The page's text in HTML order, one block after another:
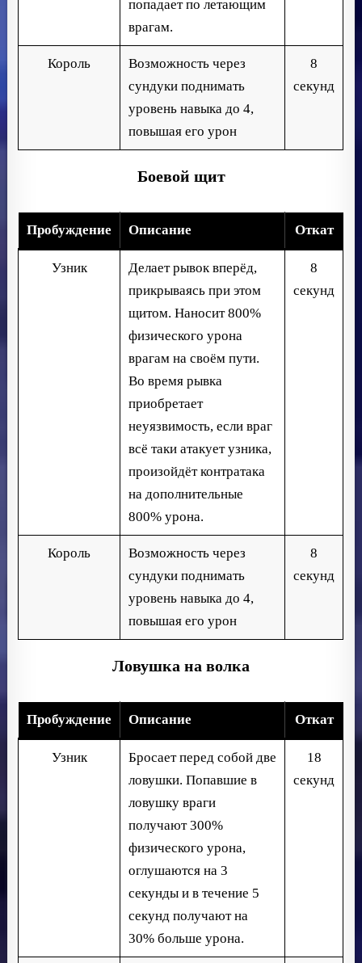
попадает по летающим
врагам.
Король
Возможность через
сундуки поднимать
уровень навыка до 4,
повышая его урон
8
секунд
Боевой щит
Пробуждение Описание Откат
Узник
Делает рывок вперёд,
прикрываясь при этом
щитом. Наносит 800%
физического урона
врагам на своём пути.
Во время рывка
приобретает
неуязвимость, если враг
всё таки атакует узника,
произойдёт контратака
на дополнительные
800% урона.
8
секунд
Король
Возможность через
сундуки поднимать
уровень навыка до 4,
повышая его урон
8
секунд
Ловушка на волка
Пробуждение Описание Откат
Узник
Бросает перед собой две
ловушки. Попавшие в
ловушку враги
получают 300%
физического урона,
оглушаются на 3
секунды и в течение 5
секунд получают на
30% больше урона.
18
секунд